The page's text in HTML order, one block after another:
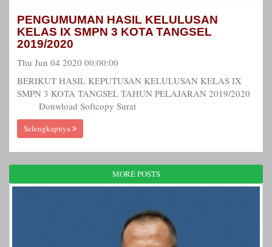
PENGUMUMAN HASIL KELULUSAN
KELAS IX SMPN 3 KOTA TANGSEL
2019/2020
Thu Jun 04 2020 00:00:00
BERIKUT HASIL KEPUTUSAN KELULUSAN KELAS IX
SMPN 3 KOTA TANGSEL TAHUN PELAJARAN 2019/2020
Donwload Softcopy Surat
Selengkapnya
MORE POSTS